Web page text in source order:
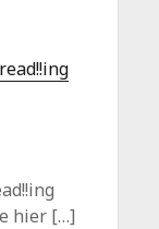
hier […]